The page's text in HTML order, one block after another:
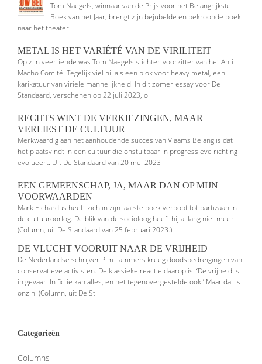
Tom Naegels, winnaar van de Prijs voor het Belangrijkste
Boek van het Jaar, brengt zijn bejubelde en bekroonde boek
naar het theater.
METAL IS HET VARIÉTÉ VAN DE VIRILITEIT
Op zijn veertiende was Tom Naegels stichter-voorzitter van het Anti
Macho Comité. Tegelijk viel hij als een blok voor heavy metal, een
karikatuur van viriele mannelijkheid. In dit zomer-essay voor De
Standaard, verschenen op 22 juli 2023, o
RECHTS WINT DE VERKIEZINGEN, MAAR
VERLIEST DE CULTUUR
Merkwaardig aan het aanhoudende succes van Vlaams Belang is dat
het plaatsvindt in een cultuur die onstuitbaar in progressieve richting
evolueert. Uit De Standaard van 20 mei 2023
EEN GEMEENSCHAP, JA, MAAR DAN OP MIJN
VOORWAARDEN
Mark Elchardus heeft zich in zijn laatste boek verpopt tot partizaan in
de cultuuroorlog. De blik van de socioloog heeft hij al lang niet meer.
(Column, uit De Standaard van 25 februari 2023.)
DE VLUCHT VOORUIT NAAR DE VRIJHEID
De Nederlandse schrijver Pim Lammers kreeg doodsbedreigingen van
conser­vatieve activisten. De klassieke reactie daarop is: ‘De vrijheid is
in gevaar! In fictie kan alles, en het tegenovergestelde ook!’ Maar dat is
onzin. (Column, uit De St
Categorieën
Columns